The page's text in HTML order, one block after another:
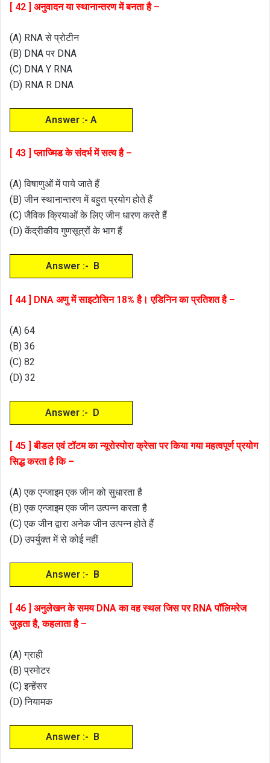
[ 42 ] अनुवादन या स्थानान्तरण में बनता है –
(A) RNA से प्रोटीन
(B) DNA पर DNA
(C) DNA Y RNA
(D) RNA R DNA
Answer :- A
[ 43 ] प्लाज्मिड के संदर्भ में सत्य है –
(A) विषाणुओं में पाये जाते हैं
(B) जीन स्थानान्तरण में बहुत प्रयोग होते हैं
(C) जैविक क्रियाओं के लिए जीन धारण करते हैं
(D) केंद्रीकीय गुणसूत्रों के भाग हैं
Answer :- B
[ 44 ] DNA अणु में साइटोसिन 18% है। एडिनिन का प्रतिशत है –
(A) 64
(B) 36
(C) 82
(D) 32
Answer :- D
[ 45 ] बीडल एवं टॉटम का न्यूरोस्पोरा क्रेसा पर किया गया महत्वपूर्ण प्रयोग
सिद्ध करता है कि –
(A) एक एन्जाइम एक जीन को सुधारता है
(B) एक एन्जाइम एक जीन उत्पन्न करता है
(C) एक जीन द्वारा अनेक जीन उत्पन्न होते हैं
(D) उपर्युक्त में से कोई नहीं
Answer :- B
[ 46 ] अनुलेखन के समय DNA का वह स्थल जिस पर RNA पॉलिमरेज
जुड़ता है, कहलाता है –
(A) ग्राही
(B) प्रमोटर
(C) इन्हेंसर
(D) नियामक
Answer :- B